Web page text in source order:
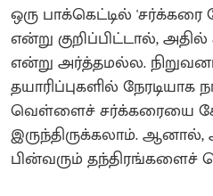
ஒரு பாக்கெட்டில்
என்று குறிப்பிட்டால்,
என்று அர்த்தமல்ல.
தயாரிப்புகளில் நேரடியாக
வெள்ளைச் சர்க்கரையை
இருந்திருக்கலாம். ஆனால்,
பின்வரும் தந்திரங்களைச்